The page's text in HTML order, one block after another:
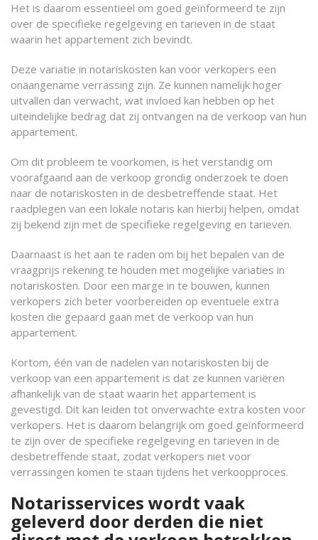
Het is daarom essentieel om goed geïnformeerd te zijn
over de specifieke regelgeving en tarieven in de staat
waarin het appartement zich bevindt.
Deze variatie in notariskosten kan voor verkopers een
onaangename verrassing zijn. Ze kunnen namelijk hoger
uitvallen dan verwacht, wat invloed kan hebben op het
uiteindelijke bedrag dat zij ontvangen na de verkoop van hun
appartement.
Om dit probleem te voorkomen, is het verstandig om
voorafgaand aan de verkoop grondig onderzoek te doen
naar de notariskosten in de desbetreffende staat. Het
raadplegen van een lokale notaris kan hierbij helpen, omdat
zij bekend zijn met de specifieke regelgeving en tarieven.
Daarnaast is het aan te raden om bij het bepalen van de
vraagprijs rekening te houden met mogelijke variaties in
notariskosten. Door een marge in te bouwen, kunnen
verkopers zich beter voorbereiden op eventuele extra
kosten die gepaard gaan met de verkoop van hun
appartement.
Kortom, één van de nadelen van notariskosten bij de
verkoop van een appartement is dat ze kunnen variëren
afhankelijk van de staat waarin het appartement is
gevestigd. Dit kan leiden tot onverwachte extra kosten voor
verkopers. Het is daarom belangrijk om goed geïnformeerd
te zijn over de specifieke regelgeving en tarieven in de
desbetreffende staat, zodat verkopers niet voor
verrassingen komen te staan tijdens het verkoopproces.
Notarisservices wordt vaak
geleverd door derden die niet